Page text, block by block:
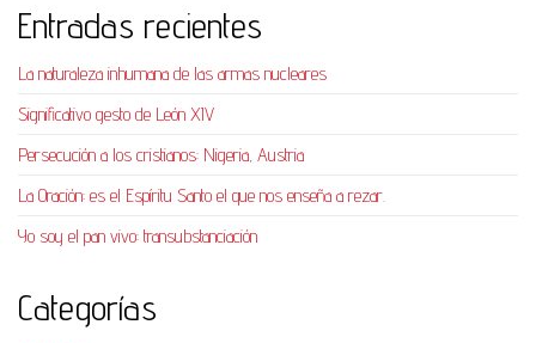
Entradas recientes
La naturaleza inhumana de las armas nucleares
Significativo gesto de León XIV
Persecución a los cristianos: Nigeria, Austria
La Oración: es el Espíritu Santo el que nos enseña a rezar.
Yo soy el pan vivo: transubstanciación
Categorías